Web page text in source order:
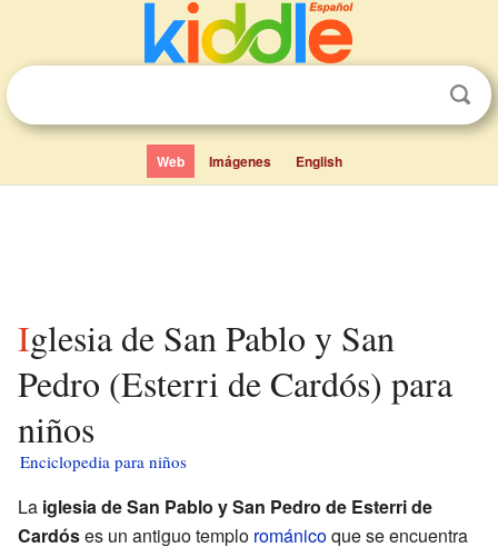
Web Imágenes English
Iglesia de San Pablo y San
Pedro (Esterri de Cardós) para
niños
Enciclopedia para niños
La iglesia de San Pablo y San Pedro de Esterri de
Cardóses un antiguo templo románicoque se encuentra